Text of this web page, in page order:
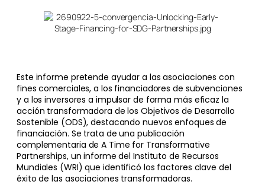
Este informe pretende ayudar a las asociaciones con
fines comerciales, a los financiadores de subvenciones
y a los inversores a impulsar de forma más eficaz la
acción transformadora de los Objetivos de Desarrollo
Sostenible (ODS), destacando nuevos enfoques de
financiación. Se trata de una publicación
complementaria de A Time for Transformative
Partnerships, un informe del Instituto de Recursos
Mundiales (WRI) que identificó los factores clave del
éxito de las asociaciones transformadoras.